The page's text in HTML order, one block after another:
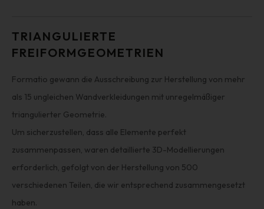
TRIANGULIERTE
FREIFORMGEOMETRIEN
Formatio gewann die Ausschreibung zur Herstellung von mehr
als 15 ungleichen Wandverkleidungen mit unregelmäßiger
triangulierter Geometrie.
Um sicherzustellen, dass alle Elemente perfekt
zusammenpassen, waren detaillierte 3D-Modellierungen
erforderlich, gefolgt von der Herstellung von 500
verschiedenen Teilen, die wir entsprechend zusammengesetzt
haben.